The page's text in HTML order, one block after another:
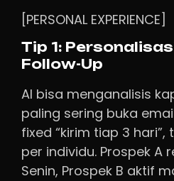
[PERSONAL EXPERIENCE]
Tip 1:
Follow-Up
AI bisa menganalisis
paling sering buka
fixed “kirim tiap 3
per individu. Prospek A
Senin, Prospek B aktif